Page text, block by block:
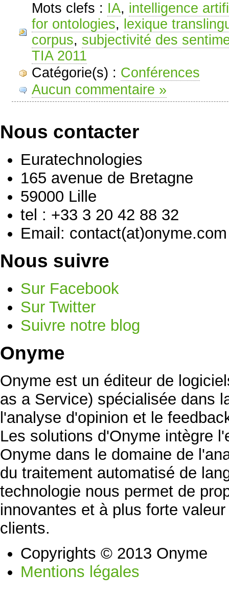
Mots clefs : IA, intelligence
for ontologies, lexique
corpus, subjectivité des
TIA 2011
Catégorie(s) : Conférences
Aucun commentaire »
Nous contacter
Euratechnologies
165 avenue de Bretagne
59000 Lille
tel : +33 3 20 42 88 32
Email: contact(at)onyme.com
Nous suivre
Sur Facebook
Sur Twitter
Suivre notre blog
Onyme
Onyme est un éditeur de
as a Service) spécialisée dans
l'analyse d'opinion et le
Les solutions d'Onyme intègre
Onyme dans le domaine de
du traitement automatisé de
technologie nous permet de
innovantes et à plus forte
clients.
Copyrights © 2013 Onyme
Mentions légales